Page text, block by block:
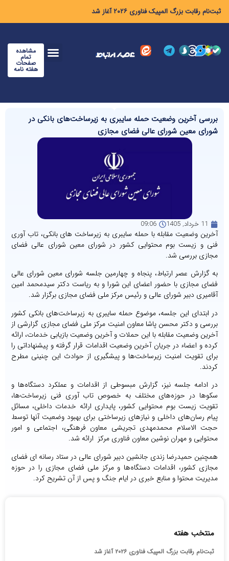
ثبت‌نام رقابت بزرگ المپیک فناوری ۲۰۲۶ آغاز شد
مشاهده
تمام
صفحات
هفته نامه
بررسی آخرین وضعیت حمله سایبری به زیرساخت‌های بانکی در
شورای معین شورای عالی فضای مجازی
11 خرداد, 1405 09:06
آخرین وضعیت مقابله با حمله سایبری به زیرساخت های بانکی، تاب آوری
فنی و زیست بوم محتوایی کشور در شورای معین شورای عالی فضای
مجازی بررسی شد.
به گزارش عصر ارتباط، پنجاه و چهارمین جلسه شورای معین شورای عالی
فضای مجازی با حضور اعضای این شورا و به ریاست دکتر سیدمحمد امین
آقامیری دبیر شورای عالی و رئیس مرکز ملی فضای مجازی برگزار شد.
در ابتدای این جلسه، موضوع حمله سایبری به زیرساخت‌های بانکی کشور
بررسی و دکتر محسن پاشا معاون امنیت مرکز ملی فضای مجازی گزارشی از
آخرین وضعیت مقابله با این حملات و آخرین وضعیت بازیابی خدمات، ارائه
کرده و اعضاء در جریان آخرین وضعیت اقدامات قرار گرفته و پیشنهاداتی را
برای تقویت امنیت زیرساخت‌ها و پیشگیری از حوادث این چنینی مطرح
کردند.
در ادامه جلسه نیز، گزارش مبسوطی از اقدامات و عملکرد دستگاه‌ها و
سکوها در حوزه‌های مختلف به خصوص تاب آوری فنی زیرساخت‌ها،
تقویت زیست بوم محتوایی کشور، پایداری ارائه خدمات داخلی، مسائل
پیام رسان‌های داخلی و نیازهای زیرساختی برای بهبود وضعیت آنها توسط
حجت الاسلام محمدمهدی تجریشی معاون فرهنگی، اجتماعی و امور
محتوایی و مهران نوشین معاون فناوری مرکز ارائه شد.
همچنین حمیدرضا زندی جانشین دبیر شورای عالی در ستاد رسانه ای فضای
مجازی کشور، اقدامات دستگاه‌ها و مرکز ملی فضای مجازی را در حوزه
مدیریت محتوا و منابع خبری در ایام جنگ و پس از آن تشریح کرد.
منتخب هفته
ثبت‌نام رقابت بزرگ المپیک فناوری ۲۰۲۶ آغاز شد